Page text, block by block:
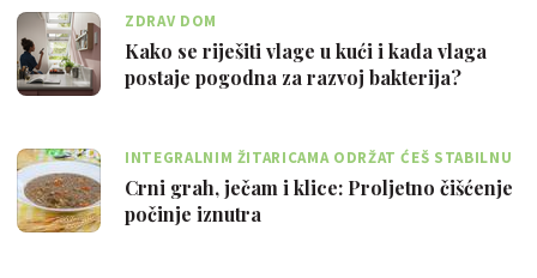
ZDRAV DOM
Kako se riješiti vlage u kući i kada vlaga
postaje pogodna za razvoj bakterija?
INTEGRALNIM ŽITARICAMA ODRŽAT ĆEŠ STABILNU
RAZINU ENERGIJE U ORGANIZMU
Crni grah, ječam i klice: Proljetno čišćenje
počinje iznutra